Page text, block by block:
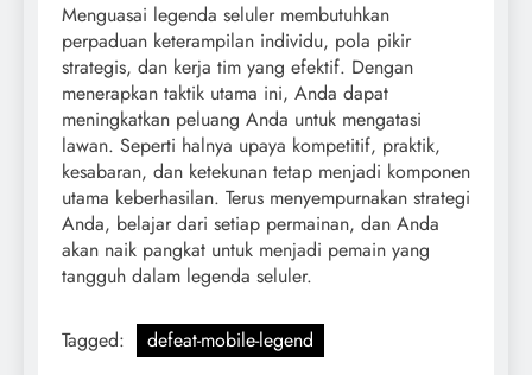
Menguasai legenda seluler membutuhkan
perpaduan keterampilan individu, pola pikir
strategis, dan kerja tim yang efektif. Dengan
menerapkan taktik utama ini, Anda dapat
meningkatkan peluang Anda untuk mengatasi
lawan. Seperti halnya upaya kompetitif, praktik,
kesabaran, dan ketekunan tetap menjadi komponen
utama keberhasilan. Terus menyempurnakan strategi
Anda, belajar dari setiap permainan, dan Anda
akan naik pangkat untuk menjadi pemain yang
tangguh dalam legenda seluler.
Tagged: defeat-mobile-legend